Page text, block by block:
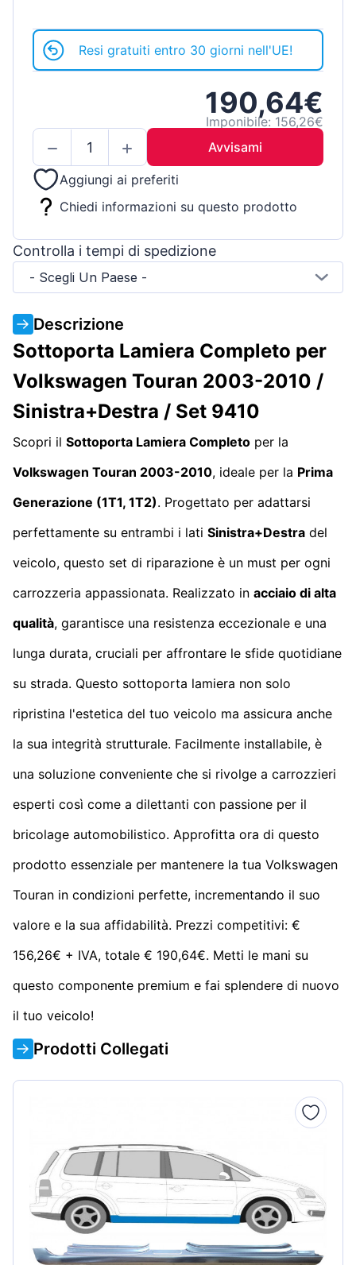
Resi gratuiti entro 30 giorni nell'UE!
190,64€
Imponibile: 156,26€
Avvisami
Aggiungi ai preferiti
Chiedi informazioni su questo prodotto
Controlla i tempi di spedizione
- Scegli Un Paese -
Descrizione
Sottoporta Lamiera Completo per
Volkswagen Touran 2003-2010 /
Sinistra+Destra / Set 9410
Scopri il Sottoporta Lamiera Completo per la
Volkswagen Touran 2003-2010, ideale per la Prima
Generazione (1T1, 1T2). Progettato per adattarsi
perfettamente su entrambi i lati Sinistra+Destra del
veicolo, questo set di riparazione è un must per ogni
carrozzeria appassionata. Realizzato in acciaio di alta
qualità, garantisce una resistenza eccezionale e una
lunga durata, cruciali per affrontare le sfide quotidiane
su strada. Questo sottoporta lamiera non solo
ripristina l'estetica del tuo veicolo ma assicura anche
la sua integrità strutturale. Facilmente installabile, è
una soluzione conveniente che si rivolge a carrozzieri
esperti così come a dilettanti con passione per il
bricolage automobilistico. Approfitta ora di questo
prodotto essenziale per mantenere la tua Volkswagen
Touran in condizioni perfette, incrementando il suo
valore e la sua affidabilità. Prezzi competitivi: €
156,26€ + IVA, totale € 190,64€. Metti le mani su
questo componente premium e fai splendere di nuovo
il tuo veicolo!
Prodotti Collegati